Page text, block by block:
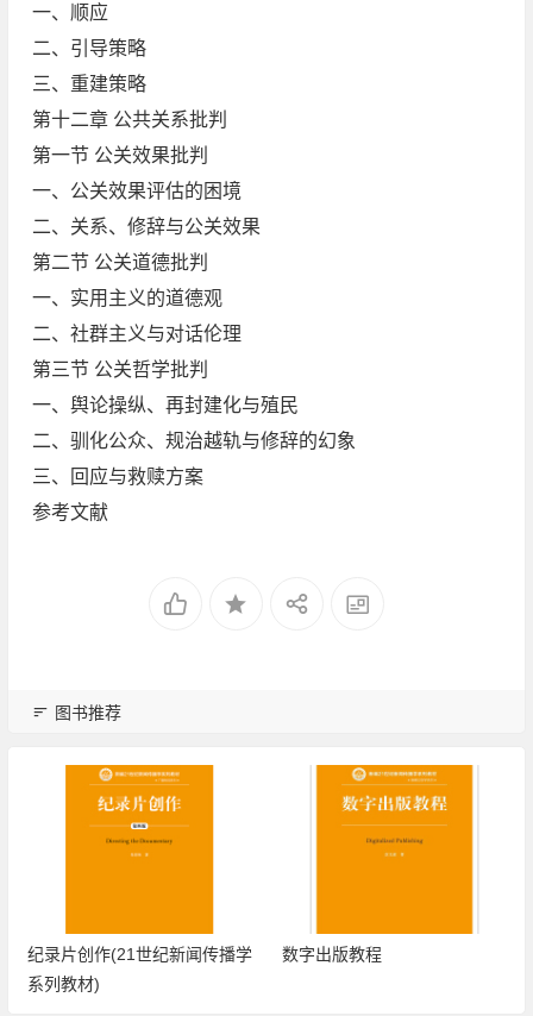
一、顺应
二、引导策略
三、重建策略
第十二章 公共关系批判
第一节 公关效果批判
一、公关效果评估的困境
二、关系、修辞与公关效果
第二节 公关道德批判
一、实用主义的道德观
二、社群主义与对话伦理
第三节 公关哲学批判
一、舆论操纵、再封建化与殖民
二、驯化公众、规治越轨与修辞的幻象
三、回应与救赎方案
参考文献
图书推荐
纪录片创作(21世纪新闻传播学
系列教材)
数字出版教程